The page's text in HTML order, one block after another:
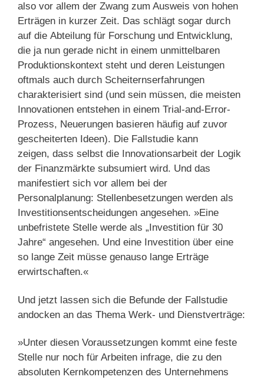
also vor allem der Zwang zum Ausweis von hohen
Erträgen in kurzer Zeit. Das schlägt sogar durch
auf die Abteilung für Forschung und Entwicklung,
die ja nun gerade nicht in einem unmittelbaren
Produktionskontext steht und deren Leistungen
oftmals auch durch Scheiternserfahrungen
charakterisiert sind (und sein müssen, die meisten
Innovationen entstehen in einem Trial-and-Error-
Prozess, Neuerungen basieren häufig auf zuvor
gescheiterten Ideen). Die Fallstudie kann
zeigen, dass selbst die Innovationsarbeit der Logik
der Finanzmärkte subsumiert wird. Und das
manifestiert sich vor allem bei der
Personalplanung: Stellenbesetzungen werden als
Investitionsentscheidungen angesehen. »Eine
unbefristete Stelle werde als „Investition für 30
Jahre“ angesehen. Und eine Investition über eine
so lange Zeit müsse genauso lange Erträge
erwirtschaften.«
Und jetzt lassen sich die Befunde der Fallstudie
andocken an das Thema Werk- und Dienstverträge:
»Unter diesen Voraussetzungen kommt eine feste
Stelle nur noch für Arbeiten infrage, die zu den
absoluten Kernkompetenzen des Unternehmens